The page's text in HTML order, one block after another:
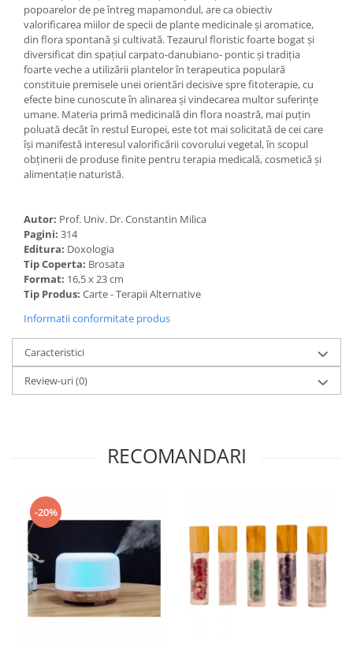
popoarelor de pe întreg mapamondul, are ca obiectiv
valorificarea miilor de specii de plante medicinale şi aromatice,
din flora spontană şi cultivată. Tezaurul floristic foarte bogat şi
diversificat din spaţiul carpato-danubiano- pontic şi tradiţia
foarte veche a utilizării plantelor în terapeutica populară
constituie premisele unei orientări decisive spre fitoterapie, cu
efecte bine cunoscute în alinarea şi vindecarea multor suferinţe
umane. Materia primă medicinală din flora noastră, mai puţin
poluată decât în restul Europei, este tot mai solicitată de cei care
îşi manifestă interesul valorificării covorului vegetal, în scopul
obţinerii de produse finite pentru terapia medicală, cosmetică şi
alimentaţie naturistă.
Autor: Prof. Univ. Dr. Constantin Milica
Pagini: 314
Editura: Doxologia
Tip Coperta: Brosata
Format: 16,5 x 23 cm
Tip Produs: Carte - Terapii Alternative
Informatii conformitate produs
Caracteristici
Review-uri(0)
RECOMANDARI
-20%